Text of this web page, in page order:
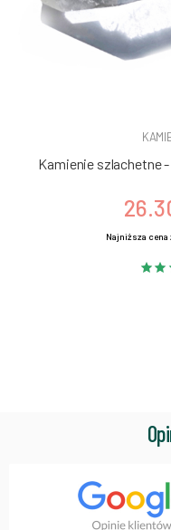
Kamienie szlachetne
Najniższa